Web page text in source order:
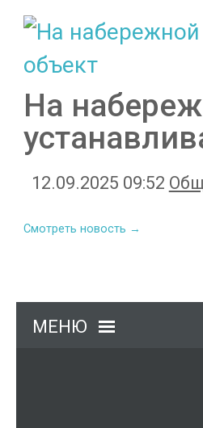
На
12.09.2025 09:52
Смотреть новость →
МЕНЮ